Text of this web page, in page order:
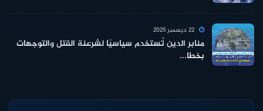
منابر الدين تُستخدم سياسيًا لشرعنة القتل والتوجهات
بخطا...